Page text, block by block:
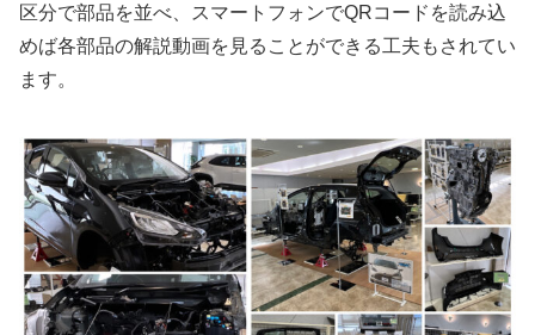
区分で部品を並べ、スマートフォンでQRコードを読み込
めば各部品の解説動画を見ることができる工夫もされてい
ます。